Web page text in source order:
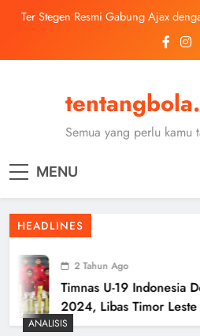
Skip
Trabzonspor Mulai Negosiasi
Medis Dijadwalkan 5 Agustus
Malang United U-13 Juara Piala
Kerolin Resmi Gabung Barcelona,
Dilaporkan Pecahkan Rekor
Ter Stegen Resmi Gabung Ajax
Pinjaman dari Barcelona
Medis Dijadwalkan 5 Agustus
2026, Siap Tatap Putaran Provinsi
Semua yang perlu kamu
MENU
HEADLINES
2 Tahun Ago
Timnas U-19 Indonesia
2024, Libas Timor Leste
Semifinal
ANALISIS